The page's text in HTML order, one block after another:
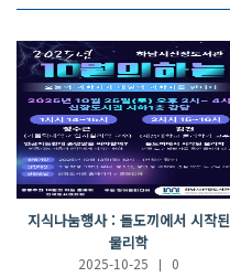
지식나눔행사 : 돌도끼에서 시작된
물리학
2025-10-25 0